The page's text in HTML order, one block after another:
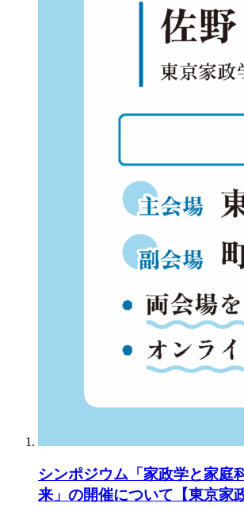
シンポジウム「家政学と家庭
来」の開催について【東京家